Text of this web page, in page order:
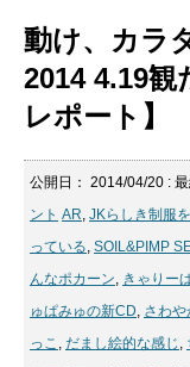
動け、カラ
2014 4.19観
レポート】
公開日： 2014/04/20 :
ント AR, JKらしき制服
っている, SOIL&PIMP
んなポカーン, きゃりー
ゅぱみゅの新CD, さわ
っこ , だまし絵的な感じ ,